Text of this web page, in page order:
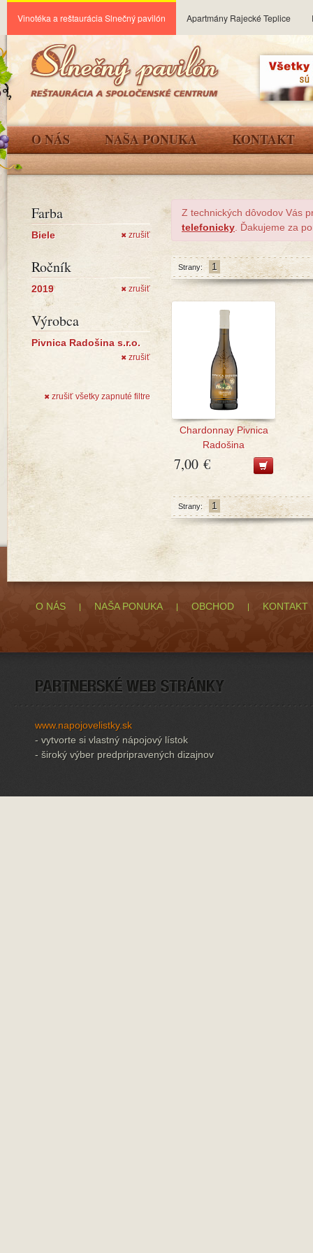
Vinotéka a reštaurácia Slnečný pavilón Apartmány Rajecké Teplice
O NÁS NAŠA PONUKA KONTAKT
Farba
Biele ✖ zrušiť
Ročník
2019 ✖ zrušiť
Výrobca
Pivnica Radošina s.r.o.
✖ zrušiť
✖ zrušiť všetky zapnuté filtre
Z technických dôvodov Vás
telefonicky . Ďakujeme za
Strany: 1
Chardonnay Pivnica
Radošina
7,00 €
Strany: 1
O NÁS NAŠA PONUKA OBCHOD KONTAKT
www.napojovelistky.sk
- vytvorte si vlastný nápojový lístok
- široký výber predpripravených dizajnov